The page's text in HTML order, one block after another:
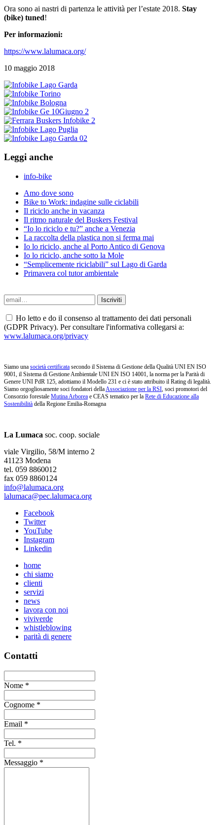
Ora sono ai nastri di partenza le attività per l’estate 2018. Stay
(bike) tuned!
Per informazioni:
https://www.lalumaca.org/
10 maggio 2018
Leggi anche
info-bike
Amo dove sono
Bike to Work: indagine sulle ciclabili
Il riciclo anche in vacanza
Il ritmo naturale del Buskers Festival
“Io lo riciclo e tu?” anche a Venezia
La raccolta della plastica non si ferma mai
Io lo riciclo, anche al Porto Antico di Genova
Io lo riciclo, anche sotto la Mole
“Semplicemente riciclabili” sul Lago di Garda
Primavera col tutor ambientale
Ho letto e do il consenso al trattamento dei dati personali
(GDPR Privacy). Per consultare l'informativa collegarsi a:
www.lalumaca.org/privacy
Siamo una società certificata secondo il Sistema di Gestione della Qualità UNI EN ISO
9001, il Sistema di Gestione Ambientale UNI EN ISO 14001, la norma per la Parità di
Genere UNI PdR 125, adottiamo il Modello 231 e ci è stato attribuito il Rating di legalità.
Siamo orgogliosamente soci fondatori dellaAssociazione per la RSI, soci promotori del
Consorzio forestale Mutina Arborea e CEAS tematico per la Rete di Educazione alla
Sostenibilità della Regione Emilia-Romagna
La Lumaca soc. coop. sociale
viale Virgilio, 58/M interno 2
41123 Modena
tel. 059 8860012
fax 059 8860124
info@lalumaca.org
lalumaca@pec.lalumaca.org
Facebook
Twitter
YouTube
Instagram
Linkedin
home
chi siamo
clienti
servizi
news
lavora con noi
viviverde
whistleblowing
parità di genere
Contatti
Nome *
Cognome *
Email *
Tel. *
Messaggio *